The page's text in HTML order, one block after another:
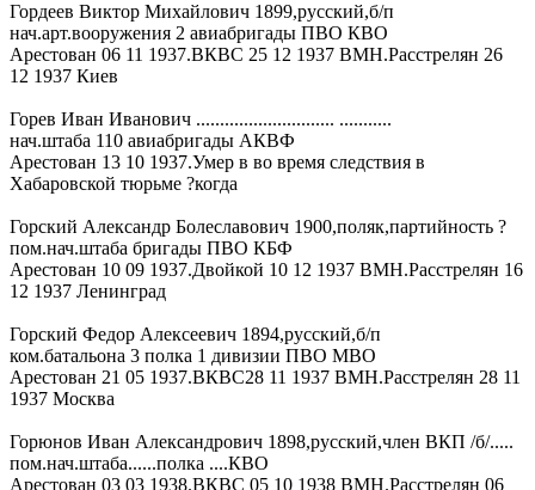
Гордеев Виктор Михайлович 1899,русский,б/п
нач.арт.вооружения 2 авиабригады ПВО КВО
Арестован 06 11 1937.ВКВС 25 12 1937 ВМН.Расстрелян 26
12 1937 Киев
Горев Иван Иванович ............................. ...........
нач.штаба 110 авиабригады АКВФ
Арестован 13 10 1937.Умер в во время следствия в
Хабаровской тюрьме ?когда
Горский Александр Болеславович 1900,поляк,партийность ?
пом.нач.штаба бригады ПВО КБФ
Арестован 10 09 1937.Двойкой 10 12 1937 ВМН.Расстрелян 16
12 1937 Ленинград
Горский Федор Алексеевич 1894,русский,б/п
ком.батальона 3 полка 1 дивизии ПВО МВО
Арестован 21 05 1937.ВКВС28 11 1937 ВМН.Расстрелян 28 11
1937 Москва
Горюнов Иван Александрович 1898,русский,член ВКП /б/.....
пом.нач.штаба......полка ....КВО
Арестован 03 03 1938.ВКВС 05 10 1938 ВМН.Расстрелян 06